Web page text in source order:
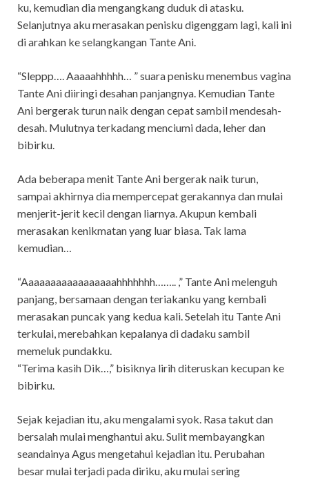
ku, kemudian dia mengangkang duduk di atasku.
Selanjutnya aku merasakan penisku digenggam lagi, kali ini
di arahkan ke selangkangan Tante Ani.
“Sleppp…. Aaaaahhhhh… ” suara penisku menembus vagina
Tante Ani diiringi desahan panjangnya. Kemudian Tante
Ani bergerak turun naik dengan cepat sambil mendesah-
desah. Mulutnya terkadang menciumi dada, leher dan
bibirku.
Ada beberapa menit Tante Ani bergerak naik turun,
sampai akhirnya dia mempercepat gerakannya dan mulai
menjerit-jerit kecil dengan liarnya. Akupun kembali
merasakan kenikmatan yang luar biasa. Tak lama
kemudian…
“Aaaaaaaaaaaaaaaaahhhhhhh…….. ,” Tante Ani melenguh
panjang, bersamaan dengan teriakanku yang kembali
merasakan puncak yang kedua kali. Setelah itu Tante Ani
terkulai, merebahkan kepalanya di dadaku sambil
memeluk pundakku.
“Terima kasih Dik…,” bisiknya lirih diteruskan kecupan ke
bibirku.
Sejak kejadian itu, aku mengalami syok. Rasa takut dan
bersalah mulai menghantui aku. Sulit membayangkan
seandainya Agus mengetahui kejadian itu. Perubahan
besar mulai terjadi pada diriku, aku mulai sering